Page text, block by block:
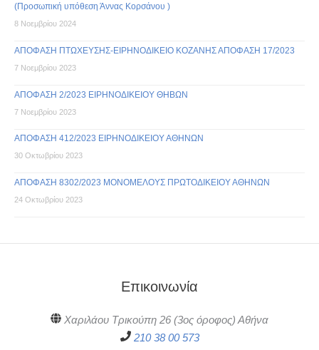
(Προσωπική υπόθεση Άννας Κορσάνου )
8 Νοεμβρίου 2024
ΑΠΟΦΑΣΗ ΠΤΩΧΕΥΣΗΣ-ΕΙΡΗΝΟΔΙΚΕΙΟ ΚΟΖΑΝΗΣ ΑΠΟΦΑΣΗ 17/2023
7 Νοεμβρίου 2023
ΑΠΟΦΑΣΗ 2/2023 ΕΙΡΗΝΟΔΙΚΕΙΟΥ ΘΗΒΩΝ
7 Νοεμβρίου 2023
ΑΠΟΦΑΣΗ 412/2023 ΕΙΡΗΝΟΔΙΚΕΙΟΥ ΑΘΗΝΩΝ
30 Οκτωβρίου 2023
ΑΠΟΦΑΣΗ 8302/2023 ΜΟΝΟΜΕΛΟΥΣ ΠΡΩΤΟΔΙΚΕΙΟΥ ΑΘΗΝΩΝ
24 Οκτωβρίου 2023
Επικοινωνία
Χαριλάου Τρικούπη 26 (3ος όροφος) Αθήνα
210 38 00 573